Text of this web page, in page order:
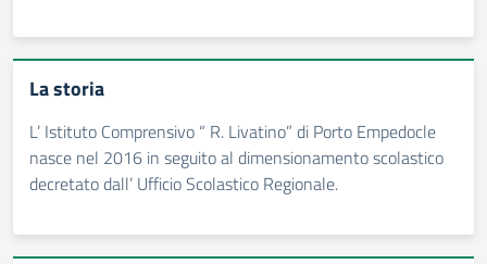
La storia
L’ Istituto Comprensivo “ R. Livatino” di Porto Empedocle
nasce nel 2016 in seguito al dimensionamento scolastico
decretato dall’ Ufficio Scolastico Regionale.